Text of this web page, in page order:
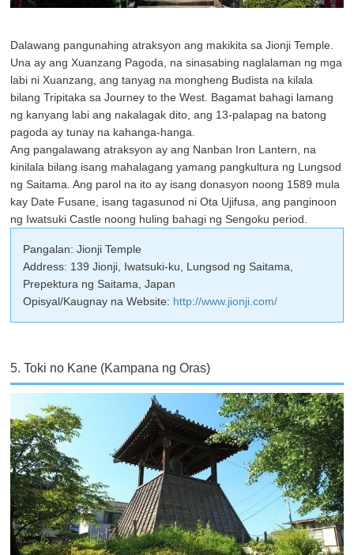
Dalawang pangunahing atraksyon ang makikita sa Jionji Temple.
Una ay ang Xuanzang Pagoda, na sinasabing naglalaman ng mga
labi ni Xuanzang, ang tanyag na mongheng Budista na kilala
bilang Tripitaka sa Journey to the West. Bagamat bahagi lamang
ng kanyang labi ang nakalagak dito, ang 13-palapag na batong
pagoda ay tunay na kahanga-hanga.
Ang pangalawang atraksyon ay ang Nanban Iron Lantern, na
kinilala bilang isang mahalagang yamang pangkultura ng Lungsod
ng Saitama. Ang parol na ito ay isang donasyon noong 1589 mula
kay Date Fusane, isang tagasunod ni Ota Ujifusa, ang panginoon
ng Iwatsuki Castle noong huling bahagi ng Sengoku period.
Pangalan: Jionji Temple
Address: 139 Jionji, Iwatsuki-ku, Lungsod ng Saitama,
Prepektura ng Saitama, Japan
Opisyal/Kaugnay na Website: http://www.jionji.com/
5. Toki no Kane (Kampana ng Oras)